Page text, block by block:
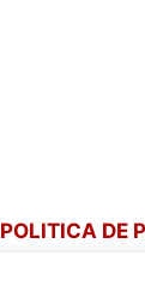
POLITICA DE